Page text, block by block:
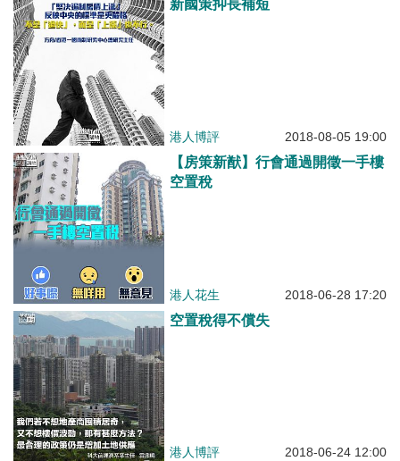
新國策抑長補短
港人博評 2018-08-05 19:00
【房策新猷】行會通過開徵一手樓
空置稅
港人花生 2018-06-28 17:20
空置稅得不償失
港人博評 2018-06-24 12:00